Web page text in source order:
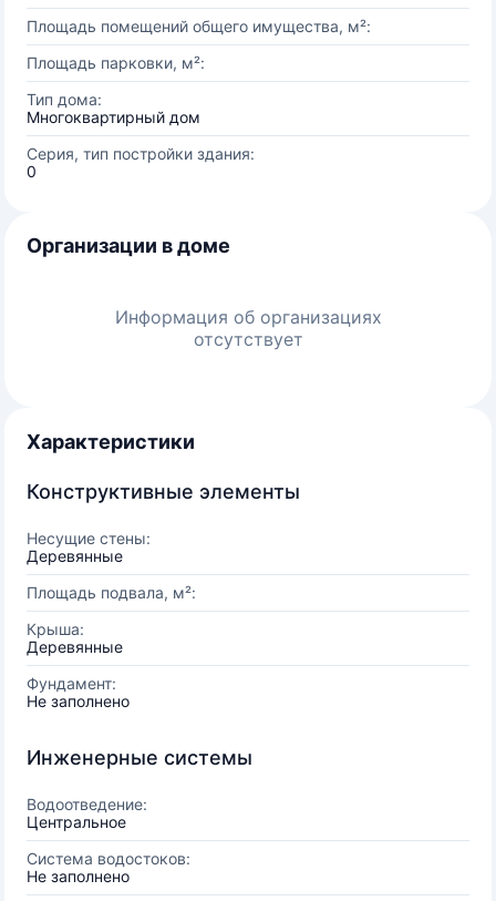
Площадь помещений общего имущества, м²:
Площадь парковки, м²:
Тип дома:
Многоквартирный дом
Серия, тип постройки здания:
0
Организации в доме
Информация об организациях
отсутствует
Характеристики
Конструктивные элементы
Несущие стены:
Деревянные
Площадь подвала, м²:
Крыша:
Деревянные
Фундамент:
Не заполнено
Инженерные системы
Водоотведение:
Центральное
Система водостоков:
Не заполнено